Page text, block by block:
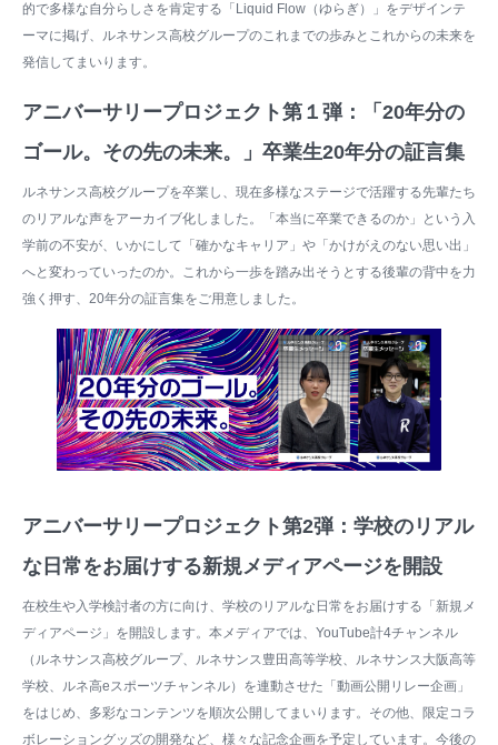
的で多様な自分らしさを肯定する「Liquid Flow（ゆらぎ）」をデザインテ
ーマに掲げ、ルネサンス高校グループのこれまでの歩みとこれからの未来を
発信してまいります。
アニバーサリープロジェクト第１弾：「20年分の
ゴール。その先の未来。」卒業生20年分の証言集
ルネサンス高校グループを卒業し、現在多様なステージで活躍する先輩たち
のリアルな声をアーカイブ化しました。「本当に卒業できるのか」という入
学前の不安が、いかにして「確かなキャリア」や「かけがえのない思い出」
へと変わっていったのか。これから一歩を踏み出そうとする後輩の背中を力
強く押す、20年分の証言集をご用意しました。
アニバーサリープロジェクト第2弾：学校のリアル
な日常をお届けする新規メディアページを開設
在校生や入学検討者の方に向け、学校のリアルな日常をお届けする「新規メ
ディアページ」を開設します。本メディアでは、YouTube計4チャンネル
（ルネサンス高校グループ、ルネサンス豊田高等学校、ルネサンス大阪高等
学校、ルネ高eスポーツチャンネル）を連動させた「動画公開リレー企画」
をはじめ、多彩なコンテンツを順次公開してまいります。その他、限定コラ
ボレーショングッズの開発など、様々な記念企画を予定しています。今後の